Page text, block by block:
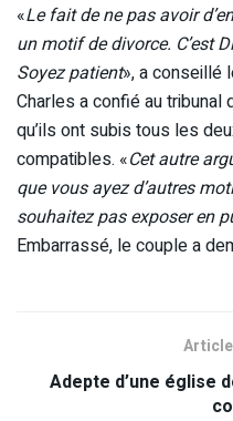
«Le fait de ne pas avoir
un motif de divorce. C’est
Soyez patient», a conseillé
Charles a confié au
qu’ils ont subis tous les
compatibles. «Cet autre
que vous ayez d’autres
souhaitez pas exposer en
Embarrassé, le couple a
Adepte d’une église